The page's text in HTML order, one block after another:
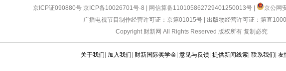
京ICP证090880号 京ICP备10026701号-8 网信算备110105862729401250013号
京公网
广播电视节目制作经营许可证：京第01015号
出版物经营许可证：第直
Copyright 财新网 All Rights Reserved 版权所有 复制必究
关于我们 加入我们 财新国际奖学金 意见与反馈 提供新闻线索 联系我们 友